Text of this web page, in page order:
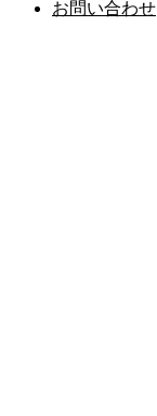
お問い合わせ